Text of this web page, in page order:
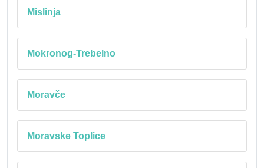
Mislinja
Mokronog-Trebelno
Moravče
Moravske Toplice